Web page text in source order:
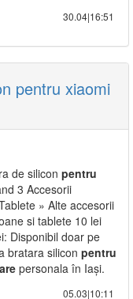
30.04|16:51
pentru xiaomi
de silicon pentru
3 Accesorii
» Alte accesorii
si tablete 10 lei
Disponibil doar pe
bratara silicon pentru
personala în Iași.
05.03|10:11